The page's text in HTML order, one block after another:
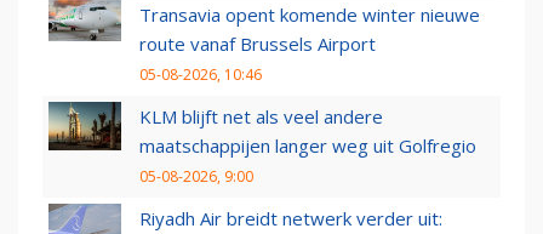
Transavia opent komende winter nieuwe
route vanaf Brussels Airport
05-08-2026, 10:46
KLM blijft net als veel andere
maatschappijen langer weg uit Golfregio
05-08-2026, 9:00
Riyadh Air breidt netwerk verder uit: